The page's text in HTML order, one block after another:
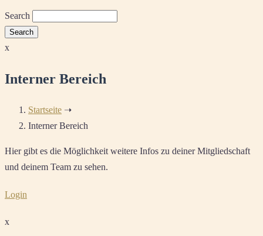
Search
x
Interner Bereich
Startseite ➝
Interner Bereich
Hier gibt es die Möglichkeit weitere Infos zu deiner Mitgliedschaft
und deinem Team zu sehen.
Login
x